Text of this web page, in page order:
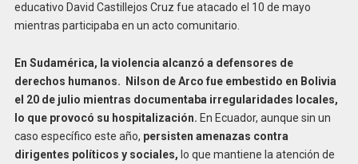
educativo David Castillejos Cruz fue atacado el 10 de mayo
mientras participaba en un acto comunitario.
En Sudamérica, la violencia alcanzó a defensores de
derechos humanos. Nilson de Arco fue embestido en Bolivia
el 20 de julio mientras documentaba irregularidades locales,
lo que provocó su hospitalización. En Ecuador, aunque sin un
caso específico este año, persisten amenazas contra
dirigentes políticos y sociales, lo que mantiene la atención de